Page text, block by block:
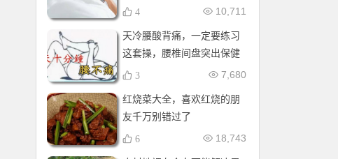
10,711
4
天冷腰酸背痛，一定要练习
这套操，腰椎间盘突出保健
操，全套收好！每天十分钟
7,680
3
红烧菜大全，喜欢红烧的朋
友千万别错过了
18,743
6